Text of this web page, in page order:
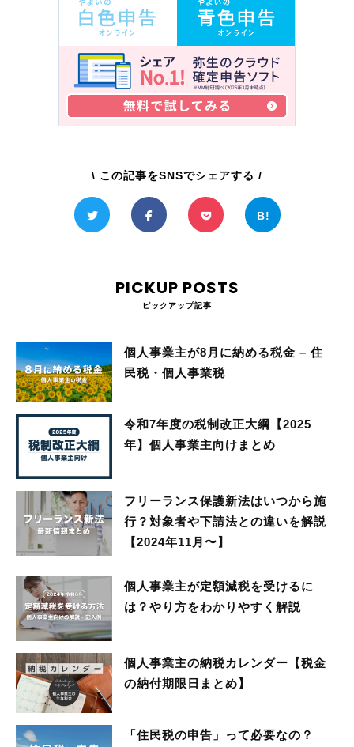
\ この記事をSNSでシェアする /
PICKUP POSTS
ピックアップ記事
個人事業主が8月に納める税金 – 住
民税・個人事業税
令和7年度の税制改正大綱【2025
年】個人事業主向けまとめ
フリーランス保護新法はいつから施
行？対象者や下請法との違いを解説
【2024年11月〜】
個人事業主が定額減税を受けるに
は？やり方をわかりやすく解説
個人事業主の納税カレンダー【税金
の納付期限日まとめ】
「住民税の申告」って必要なの？